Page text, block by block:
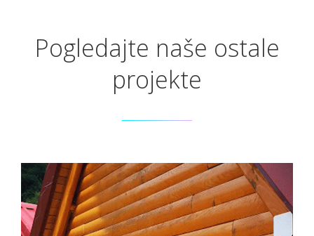
Pogledajte naše ostale
projekte